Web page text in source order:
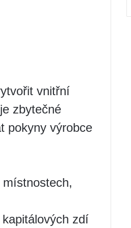
vnitřní
zbytečné
pokyny výrobce
zdí